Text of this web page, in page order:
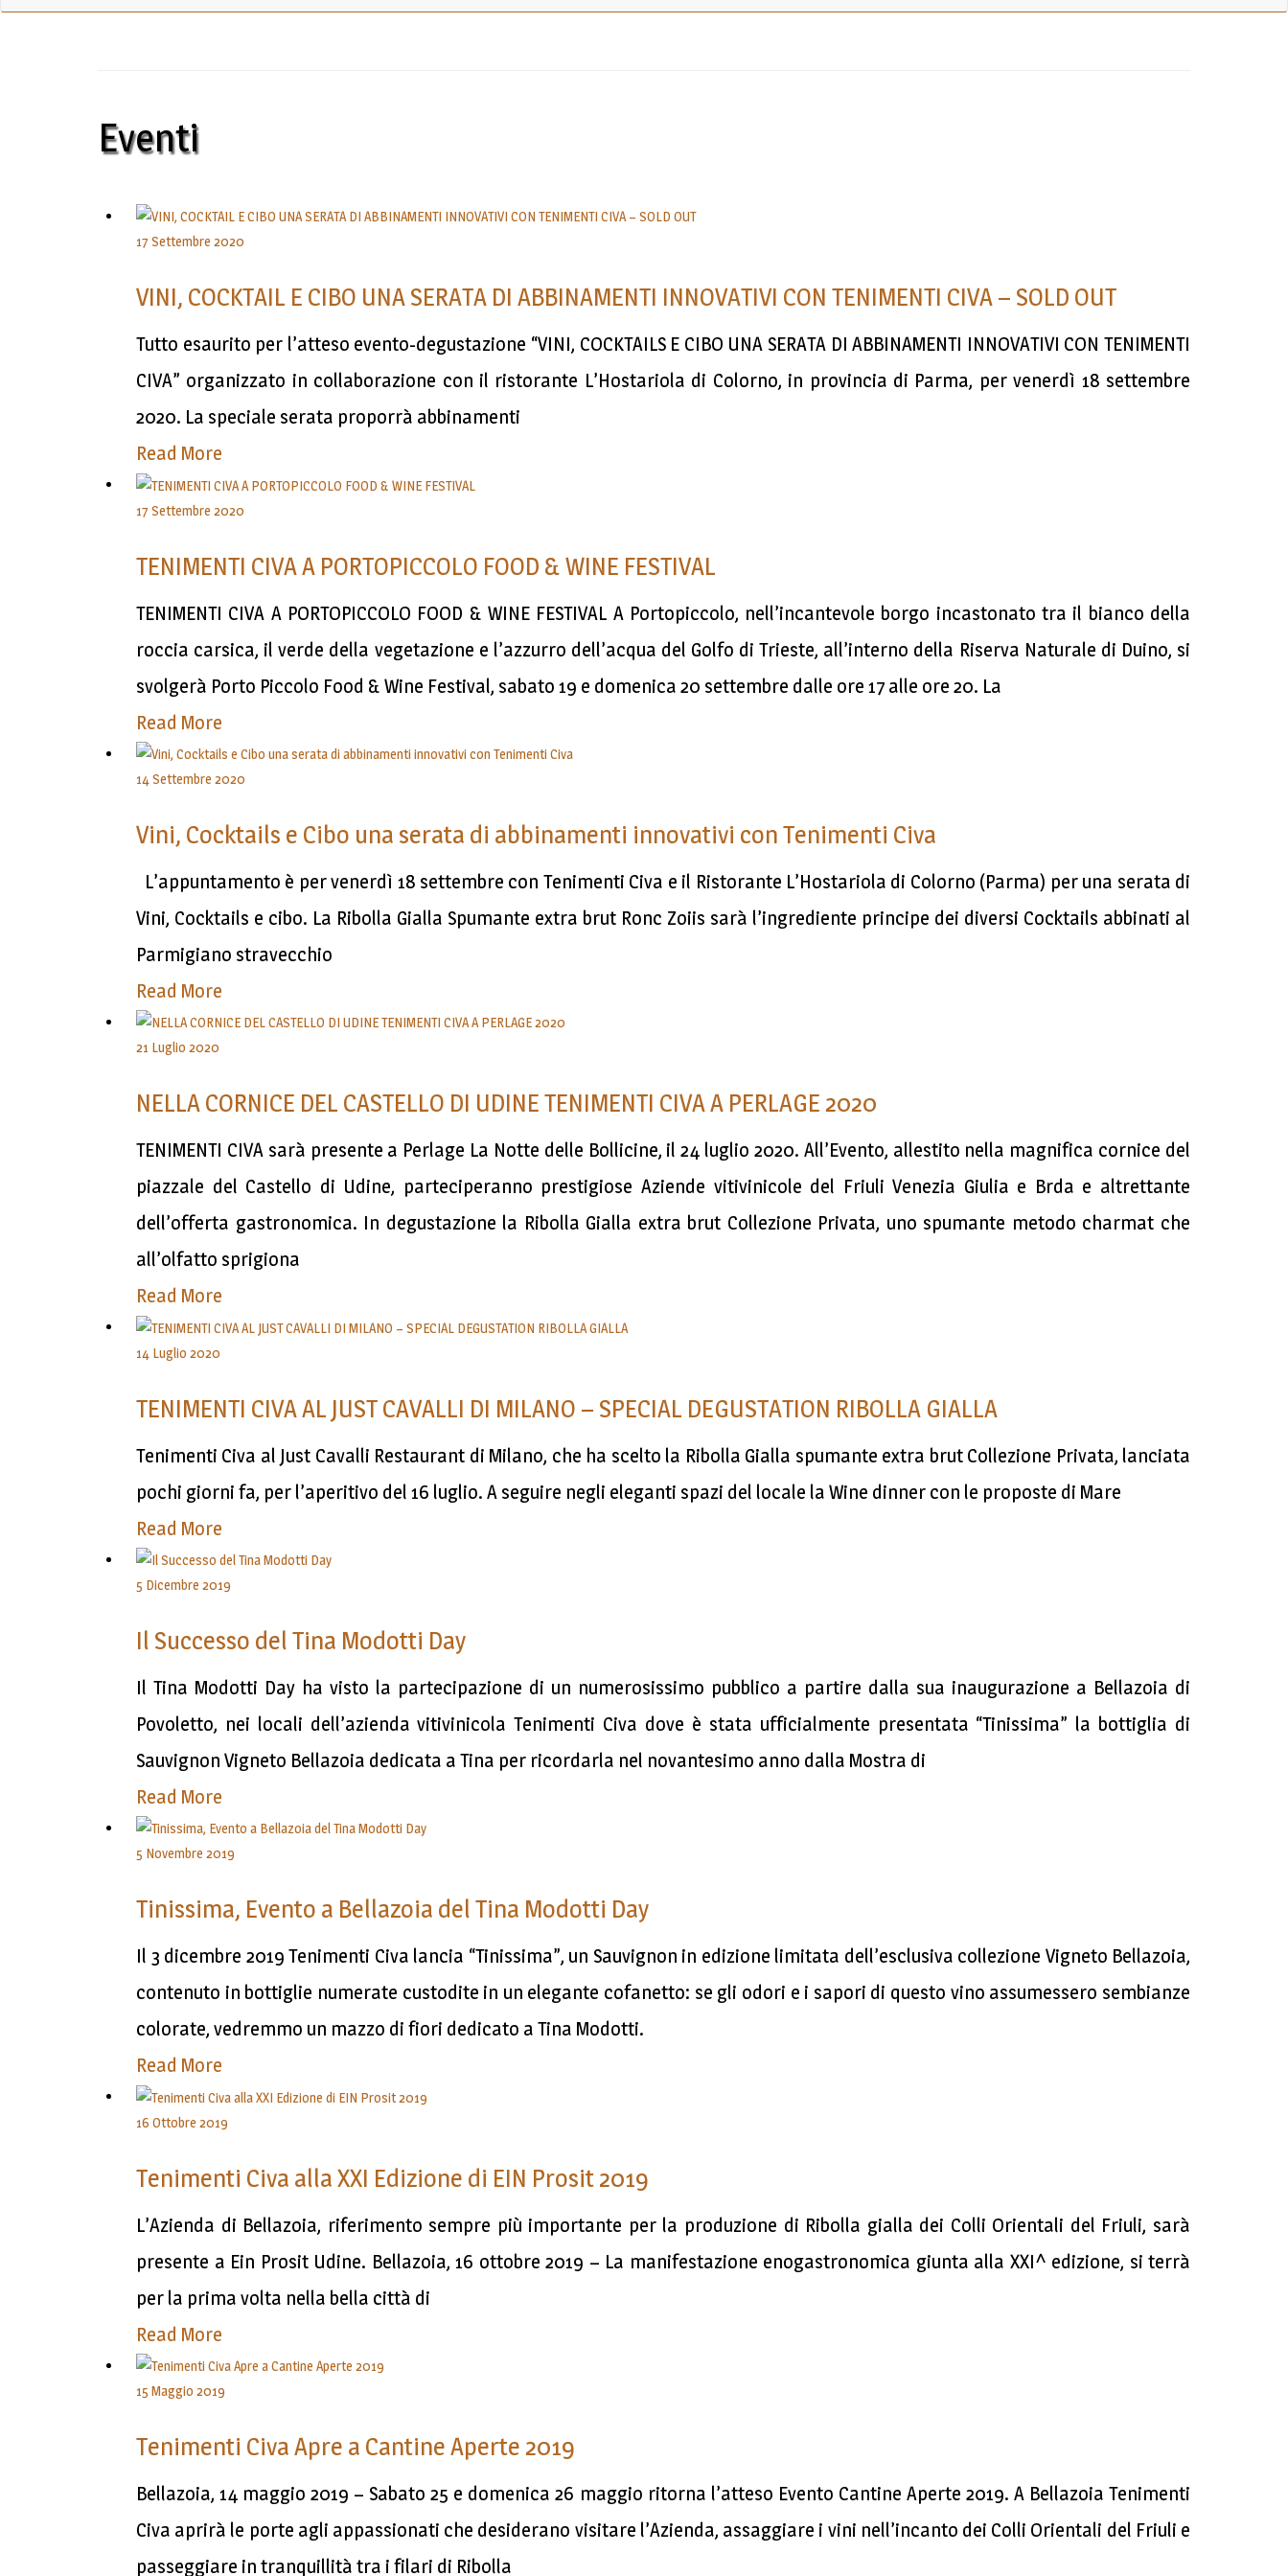
Eventi
17 Settembre 2020
VINI, COCKTAIL E CIBO UNA SERATA DI ABBINAMENTI INNOVATIVI CON TENIMENTI CIVA – SOLD OUT
Tutto esaurito per l’atteso evento-degustazione “VINI, COCKTAILS E CIBO UNA SERATA DI ABBINAMENTI INNOVATIVI CON TENIMENTI
CIVA” organizzato in collaborazione con il ristorante L’Hostariola di Colorno, in provincia di Parma, per venerdì 18 settembre
2020. La speciale serata proporrà abbinamenti
Read More
17 Settembre 2020
TENIMENTI CIVA A PORTOPICCOLO FOOD & WINE FESTIVAL
TENIMENTI CIVA A PORTOPICCOLO FOOD & WINE FESTIVAL A Portopiccolo, nell’incantevole borgo incastonato tra il bianco della
roccia carsica, il verde della vegetazione e l’azzurro dell’acqua del Golfo di Trieste, all’interno della Riserva Naturale di Duino, si
svolgerà Porto Piccolo Food & Wine Festival, sabato 19 e domenica 20 settembre dalle ore 17 alle ore 20. La
Read More
14 Settembre 2020
Vini, Cocktails e Cibo una serata di abbinamenti innovativi con Tenimenti Civa
L’appuntamento è per venerdì 18 settembre con Tenimenti Civa e il Ristorante L’Hostariola di Colorno (Parma) per una serata di
Vini, Cocktails e cibo. La Ribolla Gialla Spumante extra brut Ronc Zoiis sarà l’ingrediente principe dei diversi Cocktails abbinati al
Parmigiano stravecchio
Read More
21 Luglio 2020
NELLA CORNICE DEL CASTELLO DI UDINE TENIMENTI CIVA A PERLAGE 2020
TENIMENTI CIVA sarà presente a Perlage La Notte delle Bollicine, il 24 luglio 2020. All’Evento, allestito nella magnifica cornice del
piazzale del Castello di Udine, parteciperanno prestigiose Aziende vitivinicole del Friuli Venezia Giulia e Brda e altrettante
dell’offerta gastronomica. In degustazione la Ribolla Gialla extra brut Collezione Privata, uno spumante metodo charmat che
all’olfatto sprigiona
Read More
14 Luglio 2020
TENIMENTI CIVA AL JUST CAVALLI DI MILANO – SPECIAL DEGUSTATION RIBOLLA GIALLA
Tenimenti Civa al Just Cavalli Restaurant di Milano, che ha scelto la Ribolla Gialla spumante extra brut Collezione Privata, lanciata
pochi giorni fa, per l’aperitivo del 16 luglio. A seguire negli eleganti spazi del locale la Wine dinner con le proposte di Mare
Read More
5 Dicembre 2019
Il Successo del Tina Modotti Day
Il Tina Modotti Day ha visto la partecipazione di un numerosissimo pubblico a partire dalla sua inaugurazione a Bellazoia di
Povoletto, nei locali dell’azienda vitivinicola Tenimenti Civa dove è stata ufficialmente presentata “Tinissima” la bottiglia di
Sauvignon Vigneto Bellazoia dedicata a Tina per ricordarla nel novantesimo anno dalla Mostra di
Read More
5 Novembre 2019
Tinissima, Evento a Bellazoia del Tina Modotti Day
Il 3 dicembre 2019 Tenimenti Civa lancia “Tinissima”, un Sauvignon in edizione limitata dell’esclusiva collezione Vigneto Bellazoia,
contenuto in bottiglie numerate custodite in un elegante cofanetto: se gli odori e i sapori di questo vino assumessero sembianze
colorate, vedremmo un mazzo di fiori dedicato a Tina Modotti.
Read More
16 Ottobre 2019
Tenimenti Civa alla XXI Edizione di EIN Prosit 2019
L’Azienda di Bellazoia, riferimento sempre più importante per la produzione di Ribolla gialla dei Colli Orientali del Friuli, sarà
presente a Ein Prosit Udine. Bellazoia, 16 ottobre 2019 – La manifestazione enogastronomica giunta alla XXI^ edizione, si terrà
per la prima volta nella bella città di
Read More
15 Maggio 2019
Tenimenti Civa Apre a Cantine Aperte 2019
Bellazoia, 14 maggio 2019 – Sabato 25 e domenica 26 maggio ritorna l’atteso Evento Cantine Aperte 2019. A Bellazoia Tenimenti
Civa aprirà le porte agli appassionati che desiderano visitare l’Azienda, assaggiare i vini nell’incanto dei Colli Orientali del Friuli e
passeggiare in tranquillità tra i filari di Ribolla